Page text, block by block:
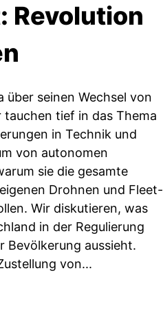
Revolution
seinen Wechsel von
tief in das Thema
in Technik und
von autonomen
sie die gesamte
Drohnen und Fleet-
Wir diskutieren, was
in der Regulierung
Bevölkerung aussieht.
von...